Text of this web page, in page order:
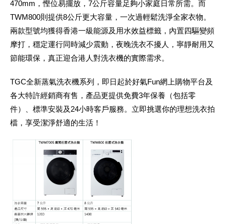
470mm，慳位易擺放，7公斤容量足夠小家庭日常所需。而
TWM800則提供8公斤更大容量，一次過輕鬆洗淨全家衣物。
兩款型號均獲得香港一級能源及用水效益標籤，內置四驅變頻
摩打，穩定運行同時減少震動，夜晚洗衣不擾人，寧靜耐用又
節能環保，真正迎合港人對洗衣機的實際需求。
TGC全新蒸氣洗衣機系列，即日起於好氣Fun網上購物平台及
各大特許經銷商有售，產品更提供免費3年保養（包括零
件）、標準安裝及24小時客戶服務。立即挑選你的理想洗衣拍
檔，享受潔淨舒適的生活！